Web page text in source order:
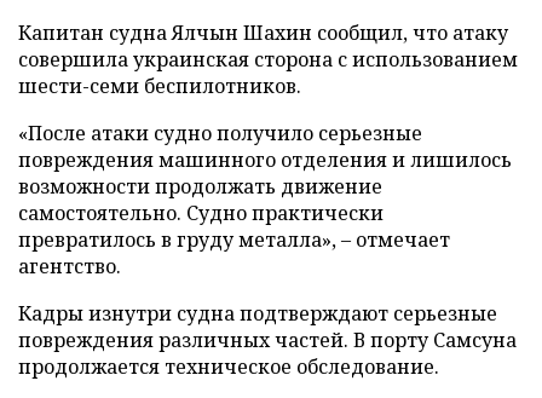
Капитан судна Ялчын Шахин сообщил, что атаку
совершила украинская сторона с использованием
шести-семи беспилотников.
«После атаки судно получило серьезные
повреждения машинного отделения и лишилось
возможности продолжать движение
самостоятельно. Судно практически
превратилось в груду металла», – отмечает
агентство.
Кадры изнутри судна подтверждают серьезные
повреждения различных частей. В порту Самсуна
продолжается техническое обследование.